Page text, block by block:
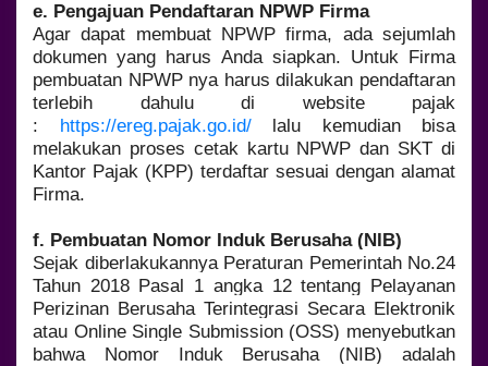
e. Pengajuan Pendaftaran NPWP Firma
Agar dapat membuat NPWP firma, ada sejumlah
dokumen yang harus Anda siapkan. Untuk Firma
pembuatan NPWP nya harus dilakukan pendaftaran
terlebih dahulu di website pajak
:
https://ereg.pajak.go.id/lalu kemudian bisa
melakukan proses cetak kartu NPWP dan SKT di
Kantor Pajak (KPP) terdaftar sesuai dengan alamat
Firma.
f. Pembuatan Nomor Induk Berusaha (NIB)
Sejak diberlakukannya Peraturan Pemerintah No.24
Tahun 2018 Pasal 1 angka 12 tentang Pelayanan
Perizinan Berusaha Terintegrasi Secara Elektronik
atau Online Single Submission (OSS) menyebutkan
bahwa Nomor Induk Berusaha (NIB) adalah